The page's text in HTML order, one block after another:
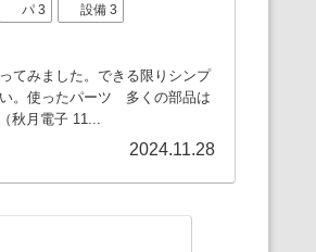
パ 3 設備 3
てみました。できる限りシンプ
。使ったパーツ 多くの部品は
月電子 11...
2024.11.28